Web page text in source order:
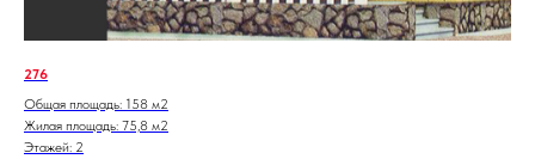
276
Общая площадь: 158 м2
Жилая площадь: 75,8 м2
Этажей: 2